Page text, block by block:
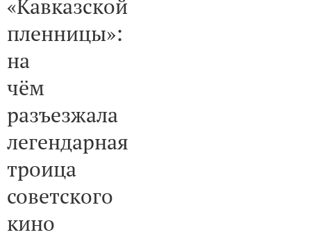
«Кавказской
пленницы»:
на
чём
разъезжала
легендарная
троица
советского
кино